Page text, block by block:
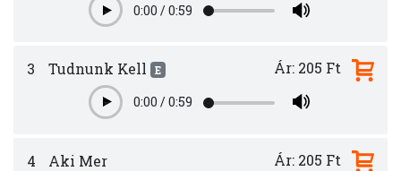
Play0:00 /0:59
3 Tudnunk Kell E
Play0:00 /0:59
Ár: 205 Ft
4 Aki Mer Ár: 205 Ft